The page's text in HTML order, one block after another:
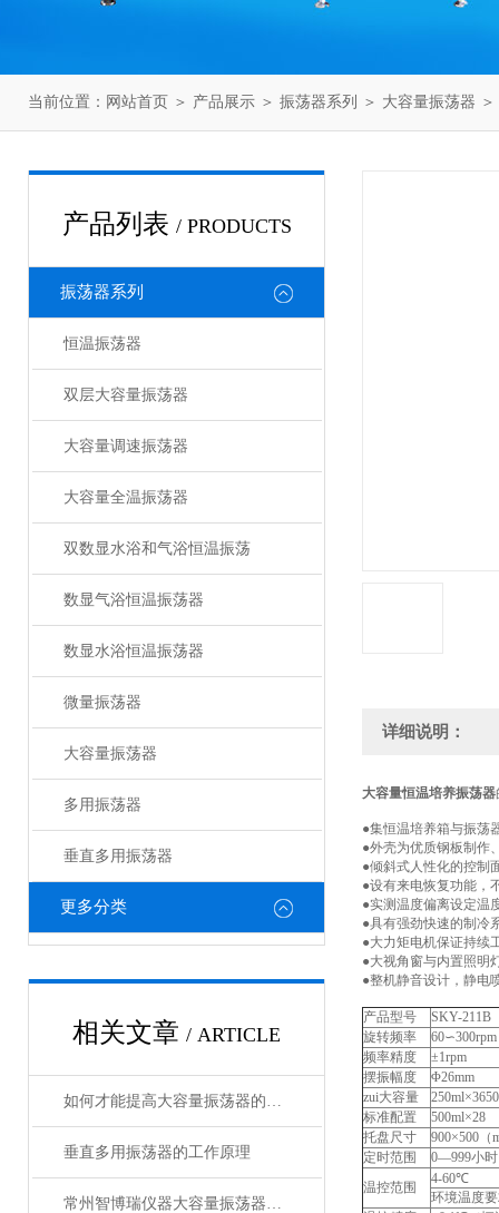
当前位置： 网站首页 ＞ 产品展示 ＞ 振荡器系列 ＞ 大容量振荡器
产品列表 / PRODUCTS
振荡器系列
恒温振荡器
双层大容量振荡器
大容量调速振荡器
大容量全温振荡器
双数显水浴和气浴恒温振荡
数显气浴恒温振荡器
数显水浴恒温振荡器
微量振荡器
大容量振荡器
多用振荡器
垂直多用振荡器
更多分类
相关文章 / ARTICLE
如何才能提高大容量振荡器的使用寿命？
垂直多用振荡器的工作原理
常州智博瑞仪器大容量振荡器简介操作及注意事项
详细说明：
大容量恒温培养振荡器
●集恒温培养箱与振荡
●外壳为优质钢板制作
●倾斜式人性化的控制
●设有来电恢复功能，
●实测温度偏离设定温
●具有强劲快速的制冷
●大力矩电机保证持续
●大视角窗与内置照明
●整机静音设计，静电
产品型号
SKY-211B
旋转频率
60∽300rpm
频率精度
±1rpm
摆振幅度
Φ26mm
zui大容量
标准配置
500ml×28
托盘尺寸
900×500（
定时范围
0—999小
温控范围
4-60℃
环境温度